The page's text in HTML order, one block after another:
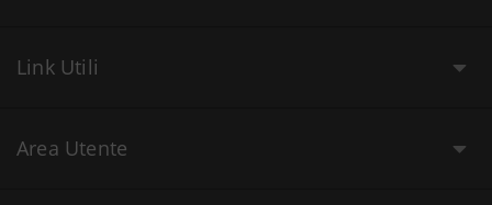
Link Utili
Area Utente